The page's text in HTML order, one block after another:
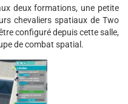
deux formations, une petite
chevaliers spatiaux de Two
configuré depuis cette salle,
de combat spatial.